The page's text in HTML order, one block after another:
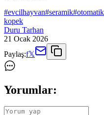
#evcilhayvan#seramik#otomatik
kopek
Duru Tarhan
21 Ocak 2026
Paylaş:f𝕏
Yorumlar: